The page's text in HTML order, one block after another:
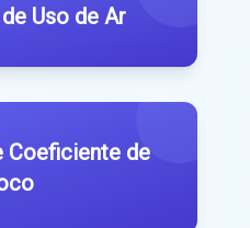
Uso de Ar
Coeficiente de